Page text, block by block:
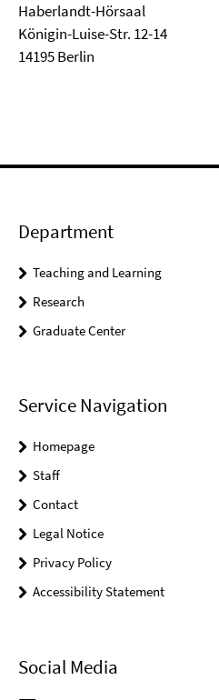
Haberlandt-Hörsaal
Königin-Luise-Str. 12-14
14195 Berlin
Department
Teaching and Learning
Research
Graduate Center
Service Navigation
Homepage
Staff
Contact
Legal Notice
Privacy Policy
Accessibility Statement
Social Media